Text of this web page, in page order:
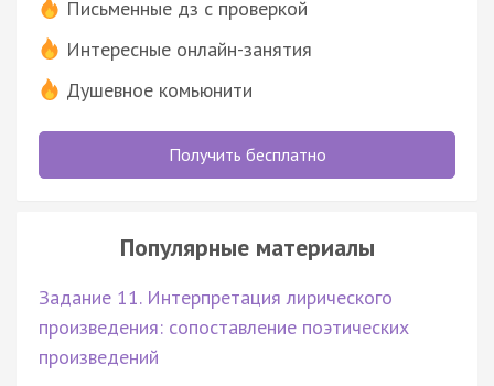
Письменные дз с проверкой
Интересные онлайн-занятия
Душевное комьюнити
Получить бесплатно
Популярные материалы
Задание 11. Интерпретация лирического
произведения: сопоставление поэтических
произведений